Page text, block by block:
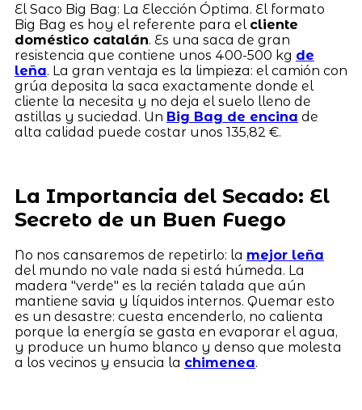
El Saco Big Bag: La Elección Óptima. El formato
Big Bag es hoy el referente para el cliente
doméstico catalán. Es una saca de gran
resistencia que contiene unos 400-500 kg de
leña. La gran ventaja es la limpieza: el camión con
grúa deposita la saca exactamente donde el
cliente la necesita y no deja el suelo lleno de
astillas y suciedad. Un Big Bag de encina de
alta calidad puede costar unos 135,82 €.
La Importancia del Secado: El
Secreto de un Buen Fuego
No nos cansaremos de repetirlo: la mejor leña
del mundo no vale nada si está húmeda. La
madera "verde" es la recién talada que aún
mantiene savia y líquidos internos. Quemar esto
es un desastre: cuesta encenderlo, no calienta
porque la energía se gasta en evaporar el agua,
y produce un humo blanco y denso que molesta
a los vecinos y ensucia la chimenea.